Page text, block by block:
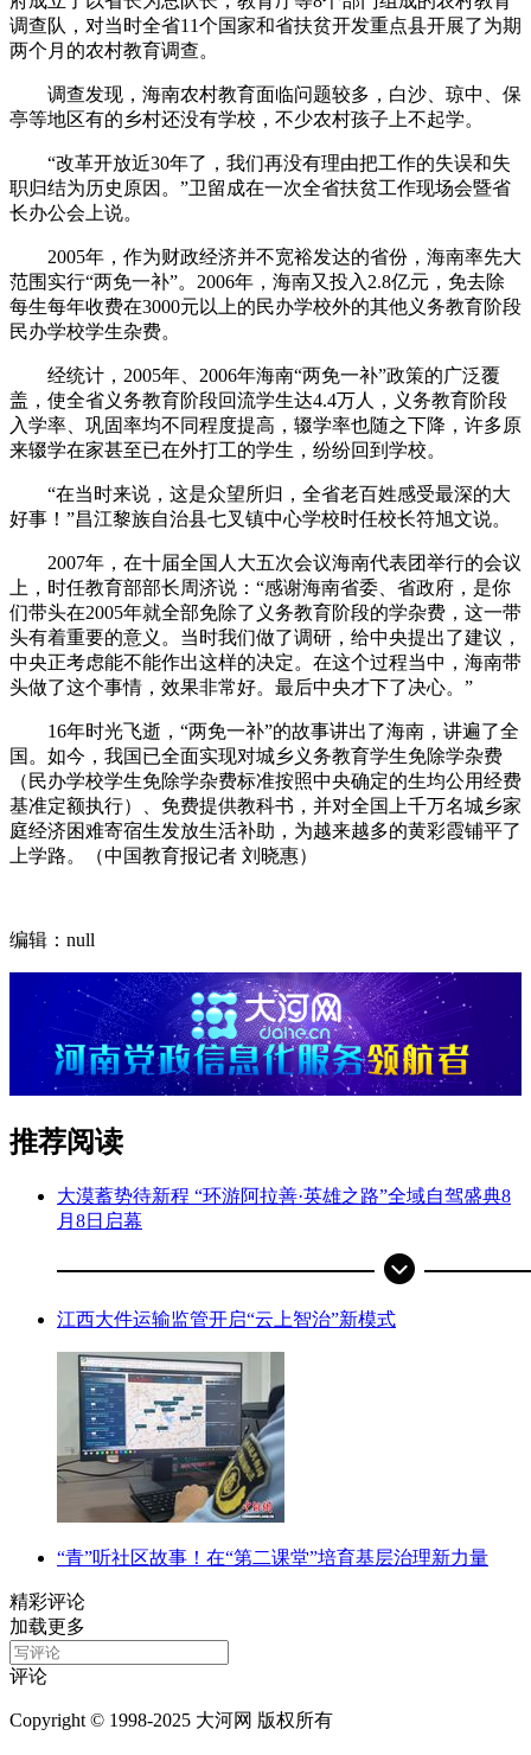
调查队，对当时全省11个国家和省扶贫开发重点县开展了为期
两个月的农村教育调查。
调查发现，海南农村教育面临问题较多，白沙、琼中、保
亭等地区有的乡村还没有学校，不少农村孩子上不起学。
“改革开放近30年了，我们再没有理由把工作的失误和失
职归结为历史原因。”卫留成在一次全省扶贫工作现场会暨省
长办公会上说。
2005年，作为财政经济并不宽裕发达的省份，海南率先大
范围实行“两免一补”。2006年，海南又投入2.8亿元，免去除
每生每年收费在3000元以上的民办学校外的其他义务教育阶段
民办学校学生杂费。
经统计，2005年、2006年海南“两免一补”政策的广泛覆
盖，使全省义务教育阶段回流学生达4.4万人，义务教育阶段
入学率、巩固率均不同程度提高，辍学率也随之下降，许多原
来辍学在家甚至已在外打工的学生，纷纷回到学校。
“在当时来说，这是众望所归，全省老百姓感受最深的大
好事！”昌江黎族自治县七叉镇中心学校时任校长符旭文说。
2007年，在十届全国人大五次会议海南代表团举行的会议
上，时任教育部部长周济说：“感谢海南省委、省政府，是你
们带头在2005年就全部免除了义务教育阶段的学杂费，这一带
头有着重要的意义。当时我们做了调研，给中央提出了建议，
中央正考虑能不能作出这样的决定。在这个过程当中，海南带
头做了这个事情，效果非常好。最后中央才下了决心。”
16年时光飞逝，“两免一补”的故事讲出了海南，讲遍了全
国。如今，我国已全面实现对城乡义务教育学生免除学杂费
（民办学校学生免除学杂费标准按照中央确定的生均公用经费
基准定额执行）、免费提供教科书，并对全国上千万名城乡家
庭经济困难寄宿生发放生活补助，为越来越多的黄彩霞铺平了
上学路。（中国教育报记者 刘晓惠）
编辑：null
推荐阅读
大漠蓄势待新程 “环游阿拉善·英雄之路”全域自驾盛典8
月8日启幕
江西大件运输监管开启“云上智治”新模式
“青”听社区故事！在“第二课堂”培育基层治理新力量
精彩评论
加载更多
评论
Copyright © 1998-2025 大河网 版权所有